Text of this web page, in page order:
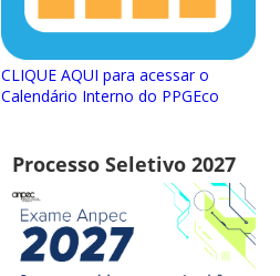
CLIQUE AQUI para acessar o
Calendário Interno do PPGEco
Processo Seletivo 2027